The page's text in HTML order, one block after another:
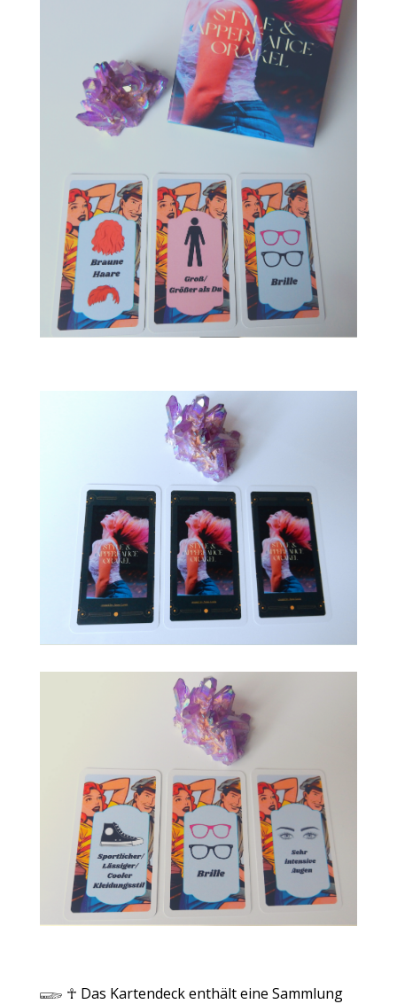
𓆃 ☥ Das Kartendeck enthält eine Sammlung